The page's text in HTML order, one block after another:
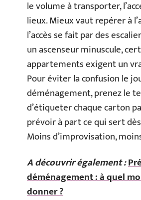
le volume à transporter,
lieux. Mieux vaut repérer à
l’accès se fait par des
un ascenseur minuscule,
appartements exigent un
Pour éviter la confusion le
déménagement, prenez le
d’étiqueter chaque carton
prévoir à part ce qui sert
Moins d’improvisation,
A découvrir également :
déménagement : à quel
donner ?